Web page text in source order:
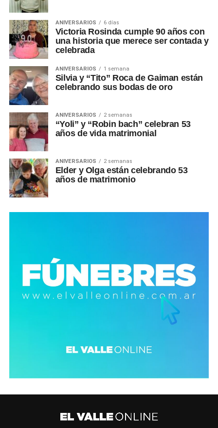
ANIVERSARIOS 6 días
Victoria Rosinda cumple 90 años con
una historia que merece ser contada y
celebrada
ANIVERSARIOS 1 semana
Silvia y “Tito” Roca de Gaiman están
celebrando sus bodas de oro
ANIVERSARIOS 2 semanas
“Yoli” y “Robin bach” celebran 53
años de vida matrimonial
ANIVERSARIOS 2 semanas
Elder y Olga están celebrando 53
años de matrimonio